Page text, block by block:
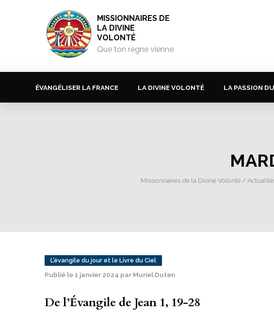
MISSIONNAIRES DE
LA DIVINE
VOLONTÉ
Que ton règne vienne
ÉVANGÉLISER LA FRANCE LA DIVINE VOLONTÉ LA PASSION
Missionnaires de la Divine Volonté/
L’évangile du jour et le Livre du Ciel
Publié le 1 janvier 2024 par Muriel Duten
De l’Évangile de Jean 1, 19-28